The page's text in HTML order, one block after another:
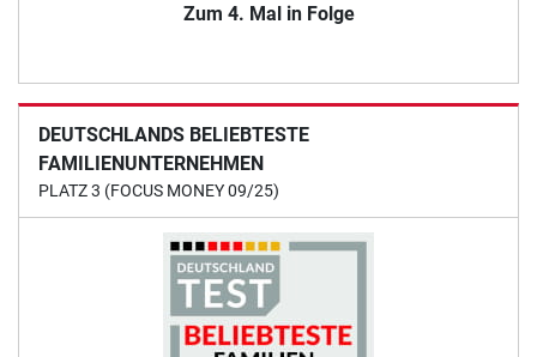
Zum 4. Mal in Folge
DEUTSCHLANDS BELIEBTESTE
FAMILIENUNTERNEHMEN
PLATZ 3 (FOCUS MONEY 09/25)